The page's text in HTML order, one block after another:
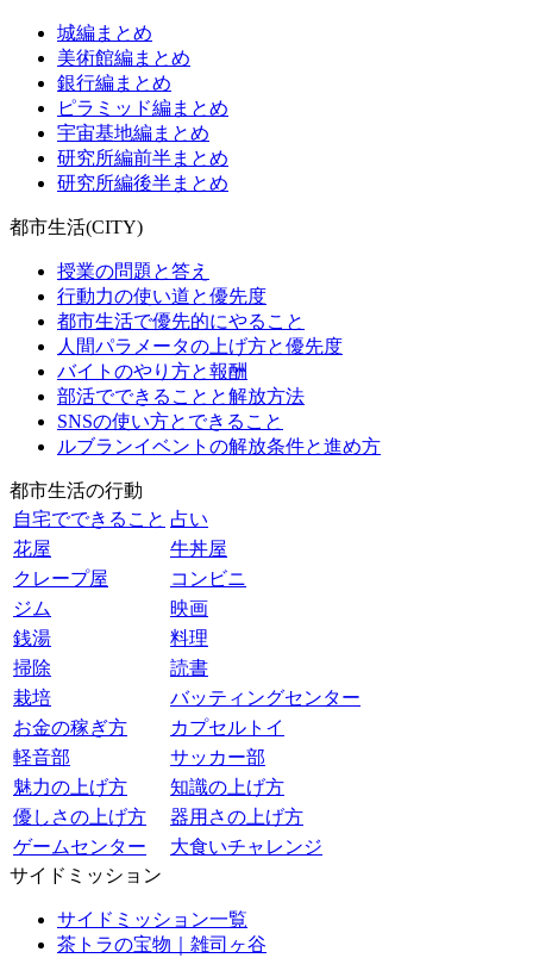
城編まとめ
美術館編まとめ
銀行編まとめ
ピラミッド編まとめ
宇宙基地編まとめ
研究所編前半まとめ
研究所編後半まとめ
都市生活(CITY)
授業の問題と答え
行動力の使い道と優先度
都市生活で優先的にやること
人間パラメータの上げ方と優先度
バイトのやり方と報酬
部活でできることと解放方法
SNSの使い方とできること
ルブランイベントの解放条件と進め方
都市生活の行動
自宅でできること 占い
花屋
牛丼屋
クレープ屋
コンビニ
ジム
映画
銭湯
料理
掃除
読書
栽培
バッティングセンター
お金の稼ぎ方
カプセルトイ
軽音部
サッカー部
魅力の上げ方
知識の上げ方
優しさの上げ方
器用さの上げ方
ゲームセンター
大食いチャレンジ
サイドミッション
サイドミッション一覧
茶トラの宝物｜雑司ヶ谷